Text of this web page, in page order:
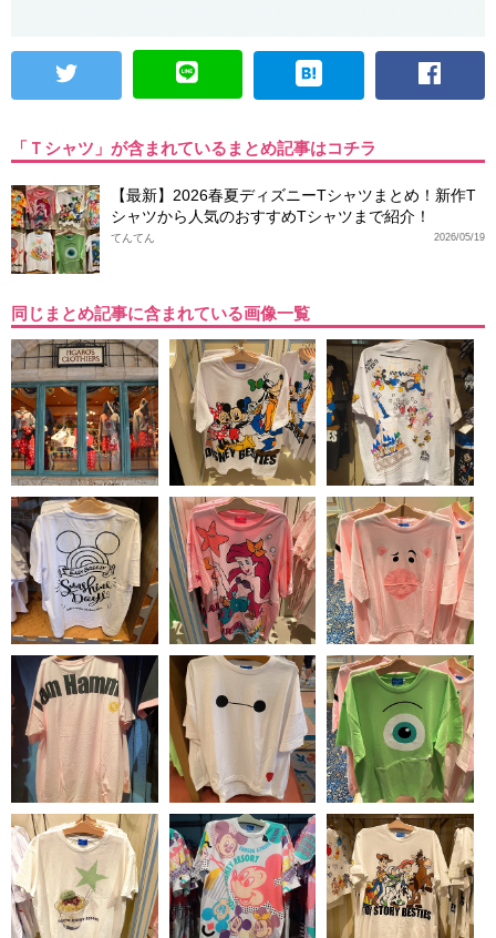
「Ｔシャツ」が含まれているまとめ記事はコチラ
【最新】2026春夏ディズニーTシャツまとめ！新作T
シャツから人気のおすすめTシャツまで紹介！
2026/05/19
てんてん
同じまとめ記事に含まれている画像一覧